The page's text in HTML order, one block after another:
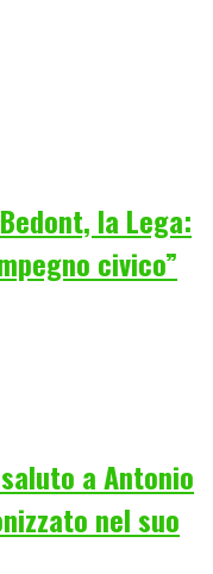
la Lega:
civico”
a Antonio
nel suo